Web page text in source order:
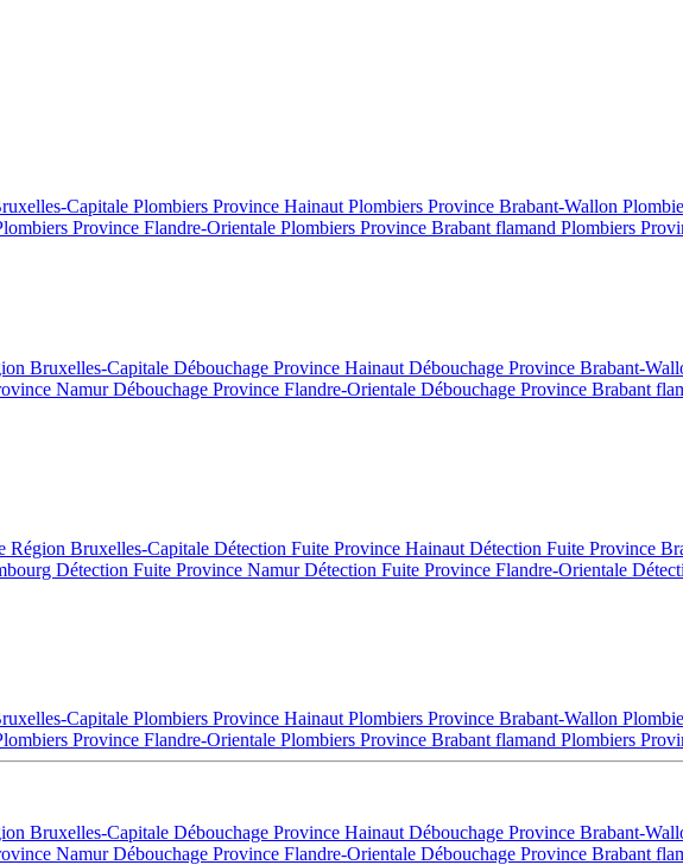
Capitale Plombiers Province Hainaut Plombiers Province Brabant-Wallon
Province Flandre-Orientale Plombiers Province Brabant flamand Plombiers
Bruxelles-Capitale Débouchage Province Hainaut Débouchage Province Brabant-
NamurDébouchage Province Flandre-Orientale Débouchage Province Brabant
Région Bruxelles-Capitale Détection Fuite Province Hainaut Détection Fuite Province
Détection Fuite Province NamurDétection Fuite Province Flandre-Orientale
Capitale Plombiers Province Hainaut Plombiers Province Brabant-Wallon
Province Flandre-Orientale Plombiers Province Brabant flamand Plombiers
Bruxelles-Capitale Débouchage Province Hainaut Débouchage Province Brabant-
NamurDébouchage Province Flandre-Orientale Débouchage Province Brabant